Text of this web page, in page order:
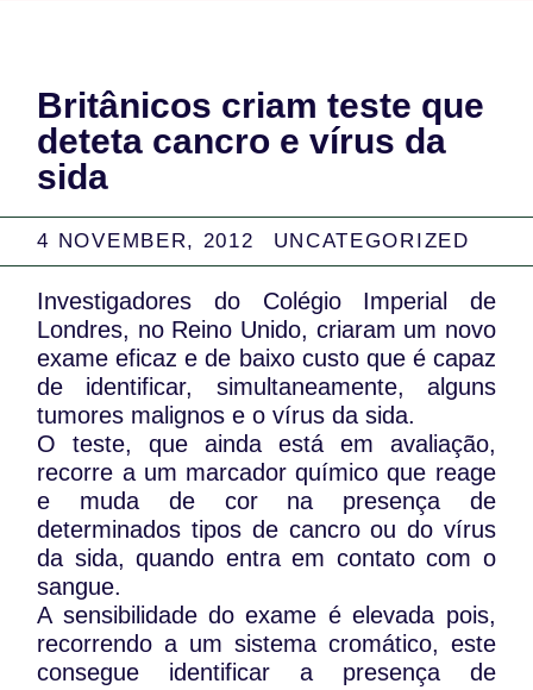
Britânicos criam teste que
deteta cancro e vírus da
sida
4 NOVEMBER, 2012 UNCATEGORIZED
Investigadores do Colégio Imperial de
Londres, no Reino Unido, criaram um novo
exame eficaz e de baixo custo que é capaz
de identificar, simultaneamente, alguns
tumores malignos e o vírus da sida.
O teste, que ainda está em avaliação,
recorre a um marcador químico que reage
e muda de cor na presença de
determinados tipos de cancro ou do vírus
da sida, quando entra em contato com o
sangue.
A sensibilidade do exame é elevada pois,
recorrendo a um sistema cromático, este
consegue identificar a presença de